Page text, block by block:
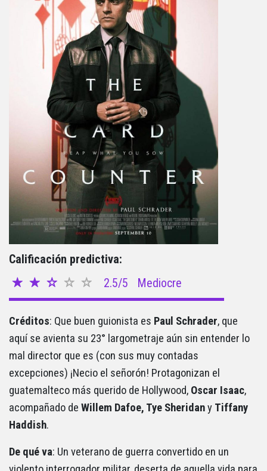
Calificación predictiva:
2.5/5
Mediocre
Créditos: Que buen guionista es Paul Schrader, que
aquí se avienta su 23° largometraje aún sin entender lo
mal director que es (con sus muy contadas
excepciones) ¡Necio el señorón! Protagonizan el
guatemalteco más querido de Hollywood, Oscar Isaac,
acompañado de Willem Dafoe, Tye Sheridany Tiffany
Haddish.
De qué va: Un veterano de guerra convertido en un